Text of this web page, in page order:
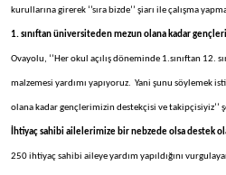
kurullarına girerek ‘’sıra bizde’’ şiarı ile çalışma
1. sınıftan üniversiteden mezun olana kadar
Ovayolu, ‘’Her okul açılış döneminde 1.sınıftan 12.
malzemesi yardımı yapıyoruz. Yani şunu söylemek
olana kadar gençlerimizin destekçisi ve takipçisiyiz’’
İhtiyaç sahibi ailelerimize bir nebzede olsa destek
250 ihtiyaç sahibi aileye yardım yapıldığını